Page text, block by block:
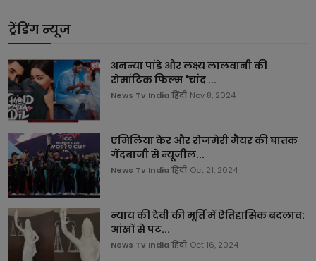
ट्रेंडिंग न्यूज
अनन्या पांडे और लक्ष्य लालवानी की
रोमांटिक फिल्म 'चांद ...
News Tv India हिंदी Nov 8, 2024
एमिलिया केर और रोजमेरी मैयर की घातक
गेंदबाजी से न्यूजील...
News Tv India हिंदी Oct 21, 2024
न्याय की देवी की मूर्ति में ऐतिहासिक बदलाव:
आंखों से पट...
News Tv India हिंदी Oct 16, 2024